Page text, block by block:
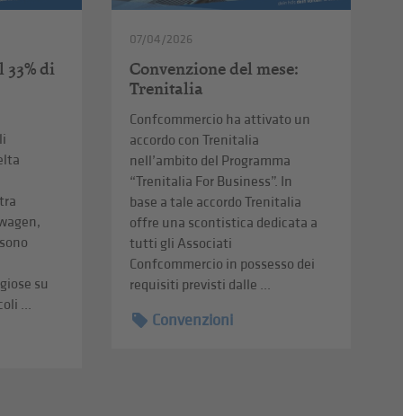
di
su
...
07/04/2026
Convenzione del mese:
Trenitalia
Confcommercio ha attivato un
accordo con Trenitalia
nell’ambito del Programma
“Trenitalia For Business”. In
base a tale accordo Trenitalia
offre una scontistica dedicata a
tutti gli Associati
Confcommercio in possesso dei
requisiti previsti dalle ...
Convenzioni